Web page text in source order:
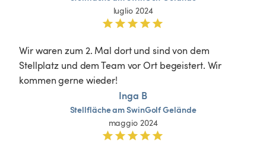
luglio 2024
Wir waren zum 2. Mal dort und sind von dem
Stellplatz und dem Team vor Ort begeistert. Wir
kommen gerne wieder!
Inga B
StellflächeamSwinGolfGelände
maggio 2024